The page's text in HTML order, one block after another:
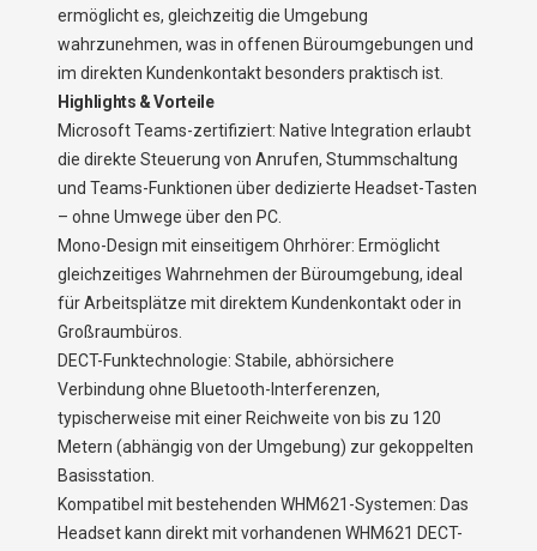
ermöglicht es, gleichzeitig die Umgebung
wahrzunehmen, was in offenen Büroumgebungen und
im direkten Kundenkontakt besonders praktisch ist.
Highlights & Vorteile
Microsoft Teams-zertifiziert: Native Integration erlaubt
die direkte Steuerung von Anrufen, Stummschaltung
und Teams-Funktionen über dedizierte Headset-Tasten
– ohne Umwege über den PC.
Mono-Design mit einseitigem Ohrhörer: Ermöglicht
gleichzeitiges Wahrnehmen der Büroumgebung, ideal
für Arbeitsplätze mit direktem Kundenkontakt oder in
Großraumbüros.
DECT-Funktechnologie: Stabile, abhörsichere
Verbindung ohne Bluetooth-Interferenzen,
typischerweise mit einer Reichweite von bis zu 120
Metern (abhängig von der Umgebung) zur gekoppelten
Basisstation.
Kompatibel mit bestehenden WHM621-Systemen: Das
Headset kann direkt mit vorhandenen WHM621 DECT-